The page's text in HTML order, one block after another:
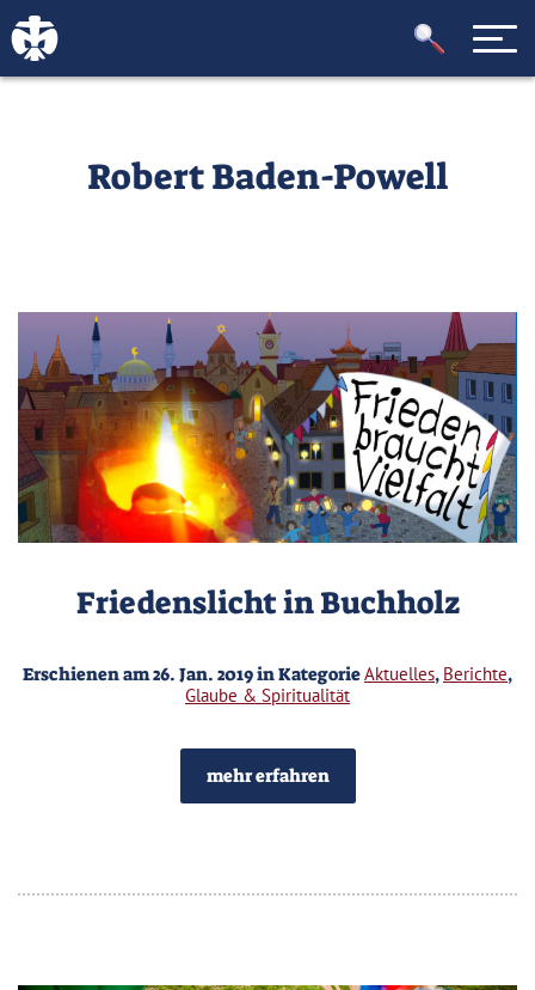
Robert Baden-Powell
Friedenslicht in Buchholz
Erschienen am 26. Jan. 2019 in KategorieAktuelles, Berichte,
Glaube & Spiritualität
mehr erfahren